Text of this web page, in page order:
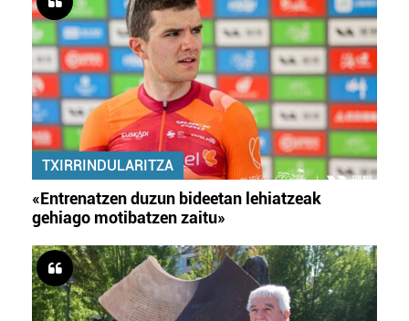
TXIRRINDULARITZA
«Entrenatzen duzun bideetan lehiatzeak
gehiago motibatzen zaitu»